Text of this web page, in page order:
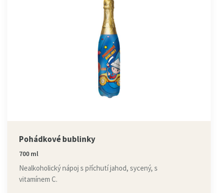
Pohádkové bublinky
700 ml
Nealkoholický nápoj s příchutí jahod, sycený, s
vitamínem C.